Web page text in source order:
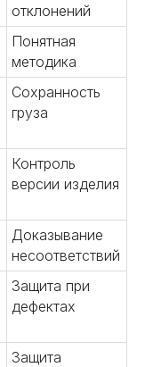
отклонений
Понятная
методика
Сохранность
груза
Контроль
версии изделия
Доказывание
несоответствий
Защита при
дефектах
Защита